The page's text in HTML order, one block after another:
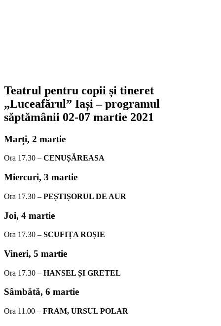
Teatrul pentru copii și tineret
„Luceafărul” Iași – programul
săptămânii 02-07 martie 2021
Marți, 2 martie
Ora 17.30 – CENUȘĂREASA
Miercuri, 3 martie
Ora 17.30 – PEȘTIȘORUL DE AUR
Joi, 4 martie
Ora 17.30 – SCUFIȚA ROȘIE
Vineri, 5 martie
Ora 17.30 – HANSEL ȘI GRETEL
Sâmbătă, 6 martie
Ora 11.00 – FRAM, URSUL POLAR